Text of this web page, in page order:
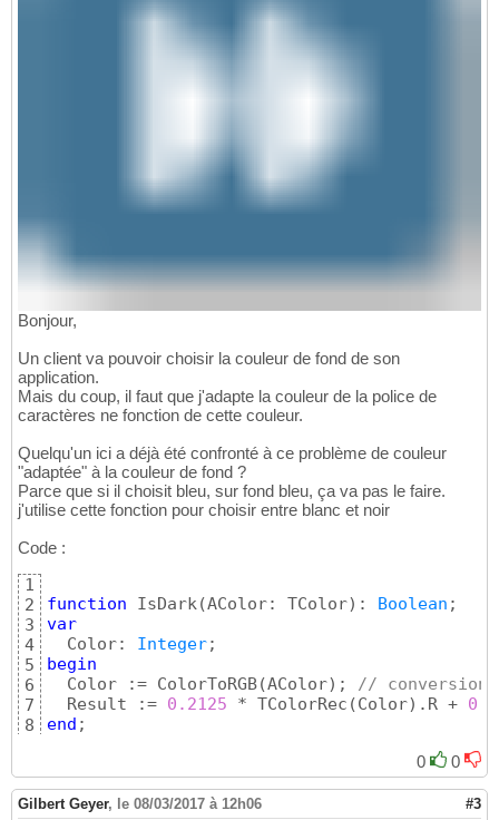
Bonjour,
Un client va pouvoir choisir la couleur de fond de son
application.
Mais du coup, il faut que j'adapte la couleur de la police de
caractères ne fonction de cette couleur.
Quelqu'un ici a déjà été confronté à ce problème de couleur
"adaptée" à la couleur de fond ?
Parce que si il choisit bleu, sur fond bleu, ça va pas le faire.
j'utilise cette fonction pour choisir entre blanc et noir
Code :
1
2
3
4
5
6
7
8
function IsDark(AColor: TColor) : Boolean
var
  Color:
Integer
begin
  Color := ColorToRGB
(AColor) ; // conversion
  Result :=
0.2125 * TColorRec (Color) .R +
end ;
0 0
Gilbert Geyer, le 08/03/2017 à 12h06 #3